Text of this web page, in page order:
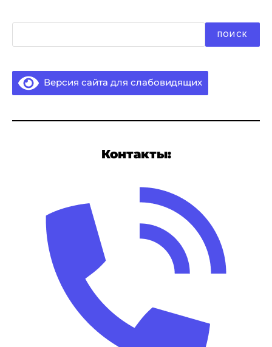
ПОИСК
Версия сайта для слабовидящих
Контакты: